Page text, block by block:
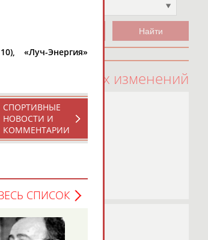
100 последних изменений
«Луч-Энергия»
СПОРТИВНЫЕ
НОВОСТИ И
КОММЕНТАРИИ
СПИСОК